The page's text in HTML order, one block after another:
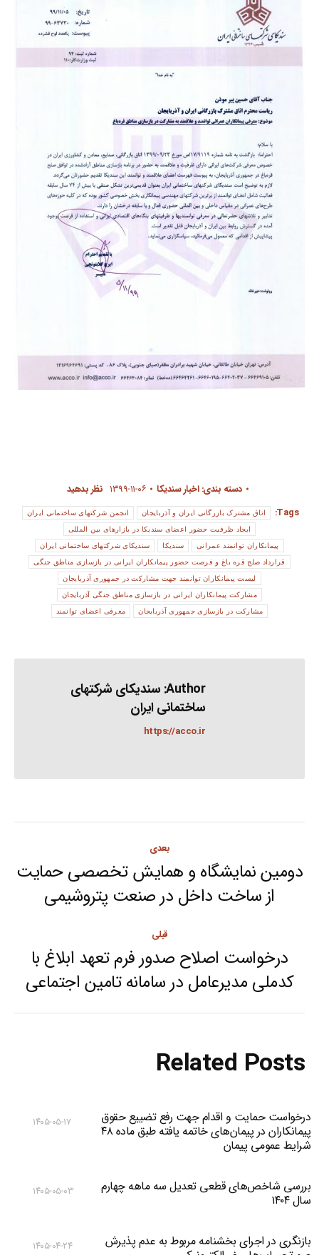
دسته بندی:اخبار سندیکا ۱۳۹۹-۱۱-۰۶ نظر بدهید
Tags:
اتاق مشترک بازرگانی ایران و آذربایجان انجمن شرکتهای ساختمانی ایران
ایجاد ظرفیت حضور اعضای سندیکا در بازارهای بین المللی
پیمانکاران توانمند عمرانی سندیکا سندیکای شرکتهای ساختمانی ایران
قرارداد صلح قره باغ و فرصت حضور پیمانکاران ایرانی در بازسازی مناطق جنگی
لیست پیمانکاران توانمند جهت مشارکت در جمهوری آذربایجان
مشارکت پیمانکاران ایرانی در بازسازی مناطق جنگی آذربایجان
مشارکت در بازسازی جمهوری آذربایجان معرفی اعضای توانمند
Author: سندیکای شرکتهای
ساختمانی ایران
https://acco.ir
Post
navigation
قبلی
Previous
post:
درخواست اصلاح صدور فرم تعهد ابلاغ با
کدملی مدیرعامل در سامانه تامین اجتماعی
بعدی
Next
post:
دومین نمایشگاه و همایش تخصصی حمایت
از ساخت داخل در صنعت پتروشیمی
Related Posts
درخواست حمایت و اقدام جهت رفع تضییع حقوق
پیمانکاران در پیمان‌های خاتمه یافته طبق ماده ۴۸
شرایط عمومی پیمان
۱۴۰۵-۰۵-۱۷
بررسی شاخص‌های قطعی تعدیل سه ماهه چهارم
سال ۱۴۰۴
۱۴۰۵-۰۵-۰۳
بازنگری در اجرای بخشنامه مربوط به عدم پذیرش
۱۴۰۵-۰۴-۲۴